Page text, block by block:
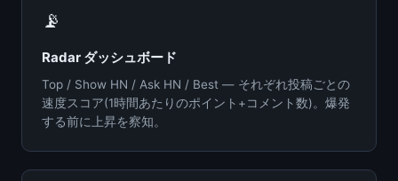
📡
Radar ダッシュボード
Top / Show HN / Ask HN / Best — それぞれ投稿ごとの
速度スコア(1時間あたりのポイント+コメント数)。爆発
する前に上昇を察知。